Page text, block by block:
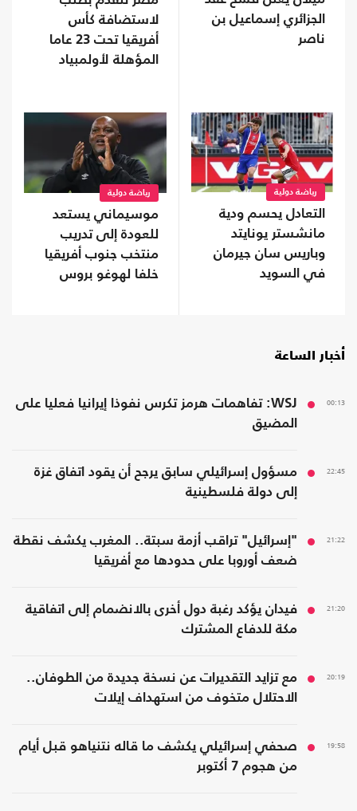
الجزائري إسماعيل بن
ناصر
لاستضافة كأس
أفريقيا تحت 23 عاما
المؤهلة لأولمبياد
رياضة دولية
التعادل يحسم ودية
مانشستر يونايتد
وباريس سان جيرمان
في السويد
رياضة دولية
موسيماني يستعد
للعودة إلى تدريب
منتخب جنوب أفريقيا
خلفا لهوغو بروس
أخبار الساعة
00:13
WSJ: تفاهمات هرمز تكرس نفوذا إيرانيا فعليا على
المضيق
22:45
مسؤول إسرائيلي سابق يرجح أن يقود اتفاق غزة
إلى دولة فلسطينية
21:22
"إسرائيل" تراقب أزمة سبتة.. المغرب يكشف نقطة
ضعف أوروبا على حدودها مع أفريقيا
21:20
فيدان يؤكد رغبة دول أخرى بالانضمام إلى اتفاقية
مكة للدفاع المشترك
20:19
مع تزايد التقديرات عن نسخة جديدة من الطوفان..
الاحتلال متخوف من استهداف إيلات
19:58
صحفي إسرائيلي يكشف ما قاله نتنياهو قبل أيام
من هجوم 7 أكتوبر